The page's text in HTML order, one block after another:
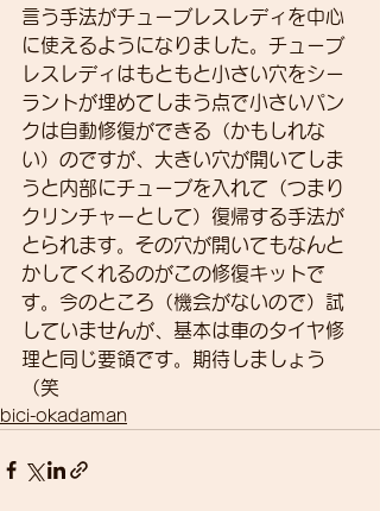
言う手法がチューブレスレディを中心
に使えるようになりました。チューブ
レスレディはもともと小さい穴をシー
ラントが埋めてしまう点で小さいパン
クは自動修復ができる（かもしれな
い）のですが、大きい穴が開いてしま
うと内部にチューブを入れて（つまり
クリンチャーとして）復帰する手法が
とられます。その穴が開いてもなんと
かしてくれるのがこの修復キットで
す。今のところ（機会がないので）試
していませんが、基本は車のタイヤ修
理と同じ要領です。期待しましょう
（笑
bici-okadaman